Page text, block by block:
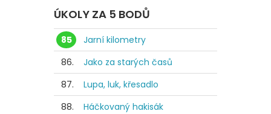
ÚKOLY ZA 5 BODŮ
85
Jarní kilometry
86.
Jako za starých časů
87.
Lupa, luk, křesadlo
88.
Háčkovaný hakisák